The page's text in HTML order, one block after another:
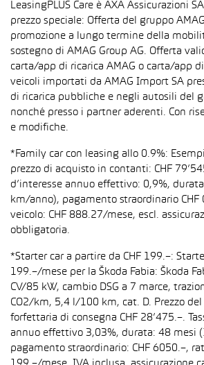
LeasingPLUS Care è AXA Assicurazioni
prezzo speciale: Offerta del gruppo
promozione a lungo termine della
sostegno di AMAG Group AG. Offerta
carta/app di ricarica AMAG o carta/app
veicoli importati da AMAG Import SA
di ricarica pubbliche e negli autosili del
nonché presso i partner aderenti. Con
e modifiche.
*Family car con leasing allo 0.9%:
prezzo di acquisto in contanti: CHF
d’interesse annuo effettivo: 0,9%,
km/anno), pagamento straordinario CHF
veicolo: CHF 888.27/mese, escl.
obbligatoria.
*Starter car a partire da CHF 199.–:
199.–/mese per la Škoda Fabia: Škoda
CV/85 kW, cambio DSG a 7 marce,
CO2/km, 5,4 l/100 km, cat. D. Prezzo
forfettaria di consegna CHF 28’475.–.
annuo effettivo 3,03%, durata: 48 mesi
pagamento straordinario: CHF 6050.–,